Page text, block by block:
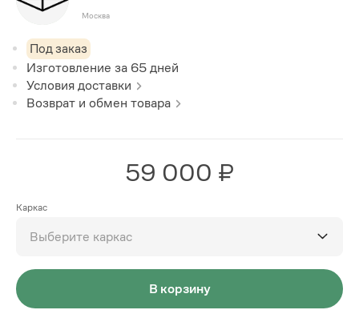
Москва
Под заказ
Изготовление за 65 дней
Условия доставки
Возврат и обмен товара
59 000 ₽
Каркас
Выберите каркас
В корзину